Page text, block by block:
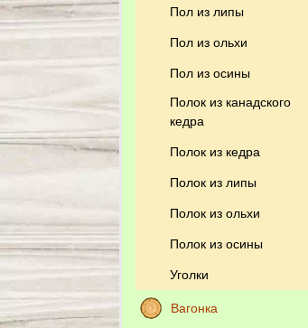
Пол из липы
Пол из ольхи
Пол из осины
Полок из канадского
кедра
Полок из кедра
Полок из липы
Полок из ольхи
Полок из осины
Уголки
Вагонка